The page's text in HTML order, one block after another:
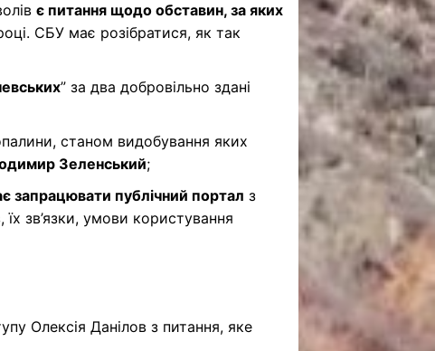
є питання щодо обставин, за яких
СБУ має розібратися, як так
” за два добровільно здані
станом видобування яких
Зеленський;
запрацювати публічний портал з
зв’язки, умови користування
Олексія Данілов з питання, яке